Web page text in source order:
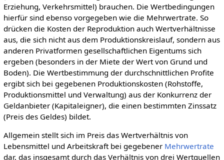
Erziehung, Verkehrsmittel) brauchen. Die Wertbedingungen
hierfür sind ebenso vorgegeben wie die Mehrwertrate. So
drücken die Kosten der Reproduktion auch Wertverhältnisse
aus, die sich nicht aus dem Produktionskreislauf, sondern aus
anderen Privatformen gesellschaftlichen Eigentums sich
ergeben (besonders in der Miete der Wert von Grund und
Boden). Die Wertbestimmung der durchschnittlichen Profite
ergibt sich bei gegebenen Produktionskosten (Rohstoffe,
Produktionsmittel und Verwaltung) aus der Konkurrenz der
Geldanbieter (Kapitaleigner), die einen bestimmten Zinssatz
(Preis des Geldes) bildet.
Allgemein stellt sich im Preis das Wertverhältnis von
Lebensmittel und Arbeitskraft bei gegebener Mehrwertrate
dar, das insgesamt durch das Verhältnis von drei Wertquellen